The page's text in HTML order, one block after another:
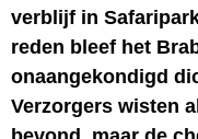
verblijf in
reden bleef het
onaangekondigd
Verzorgers wisten